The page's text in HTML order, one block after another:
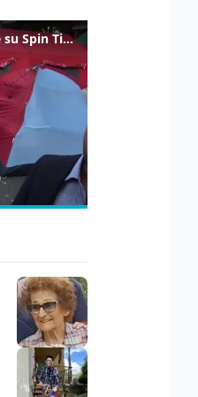
Gualtieri: "Responsabilità del Viminale su Spin Time? La posizione dei partiti è nota"